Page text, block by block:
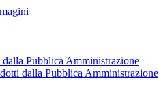
Pubblica Amministrazione
dalla Pubblica Amministrazione